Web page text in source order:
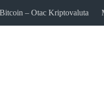
Bitcoin – Otac Kriptovaluta